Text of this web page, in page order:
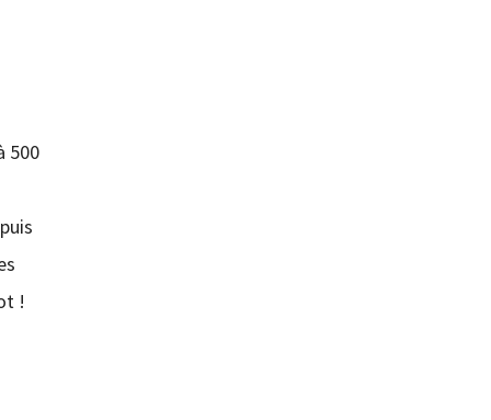
500
!